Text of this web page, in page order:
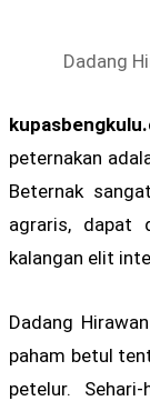
Dadang
peternakan
Beternak
agraris, dapat
kalangan elit
Dadang
paham betul
petelur.